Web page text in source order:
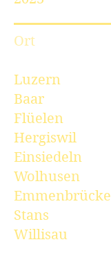
Ort
Luzern
Baar
Flüelen
Hergiswil
Einsiedeln
Wolhusen
Emmenbrücke
Stans
Willisau